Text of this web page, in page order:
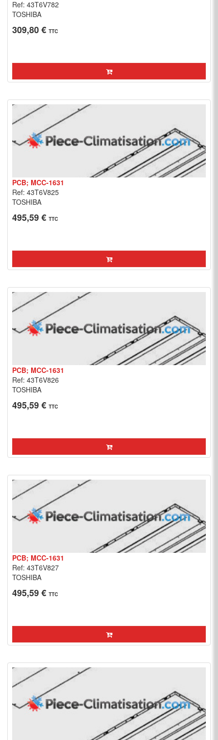
Ref: 43T6V782
TOSHIBA
309,80 € TTC
PCB; MCC-1631
Ref: 43T6V825
TOSHIBA
495,59 € TTC
PCB; MCC-1631
Ref: 43T6V826
TOSHIBA
495,59 € TTC
PCB; MCC-1631
Ref: 43T6V827
TOSHIBA
495,59 € TTC